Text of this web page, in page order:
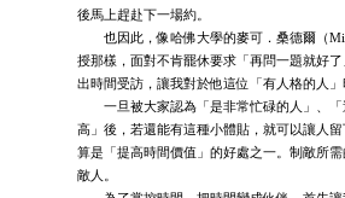
後馬上趕赴下一場約。
也因此，像哈佛大學的麥可．桑德爾（
授那樣，面對不肯罷休要求「再問一題就好
出時間受訪，讓我對於他這位「有人格的人」
一旦被大家認為「是非常忙碌的人」、「
高」後，若還能有這種小體貼，就可以讓人
算是「提高時間價值」的好處之一。制敵所
敵人。